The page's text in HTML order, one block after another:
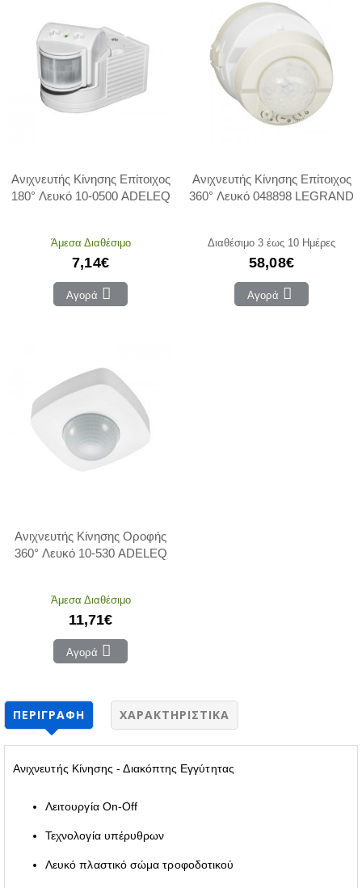
Ανιχνευτής Κίνησης Επίτοιχος
180° Λευκό 10-0500 ADELEQ
Άμεσα Διαθέσιμο
7,14€
Αγορά
Ανιχνευτής Κίνησης Επίτοιχος
360° Λευκό 048898 LEGRAND
Διαθέσιμο 3 έως 10 Ημέρες
58,08€
Αγορά
Ανιχνευτής Κίνησης Οροφής
360° Λευκό 10-530 ADELEQ
Άμεσα Διαθέσιμο
11,71€
Αγορά
ΠΕΡΙΓΡΑΦΉ ΧΑΡΑΚΤΗΡΙΣΤΙΚΆ
Ανιχνευτής Κίνησης - Διακόπτης Εγγύτητας
Λειτουργία On-Off
Τεχνολογία υπέρυθρων
Λευκό πλαστικό σώμα τροφοδοτικού